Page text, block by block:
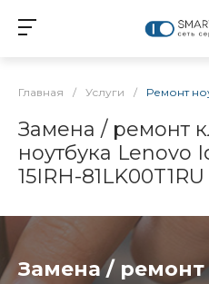
Главная / Услуги / Ремонт
Замена / ремонт
ноутбука Lenovo
15IRH-81LK00T1RU
Замена /